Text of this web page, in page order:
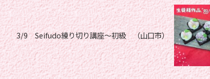
3/9 Seifudo練り切り講座〜初級 （山口市）